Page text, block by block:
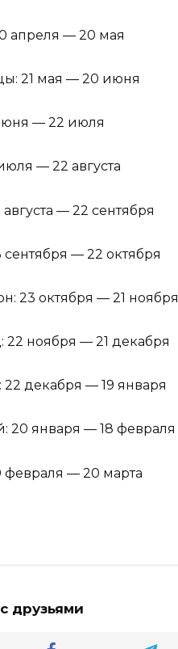
апреля — 20 мая
21 мая — 20 июня
— 22 июля
— 22 августа
августа — 22 сентября
сентября — 22 октября
23 октября — 21 ноября
22 ноября — 21 декабря
22 декабря — 19 января
20 января — 18 февраля
февраля — 20 марта
друзьями